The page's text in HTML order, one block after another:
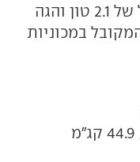
לא - בין השאר בגלל נתון משקל של 2.1 טון והגה
במכוניות